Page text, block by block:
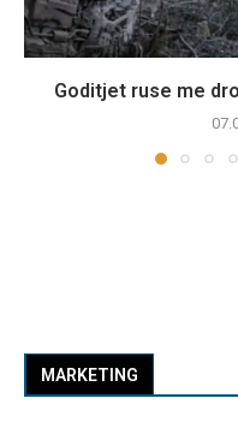
Goditjet ruse me
MARKETING